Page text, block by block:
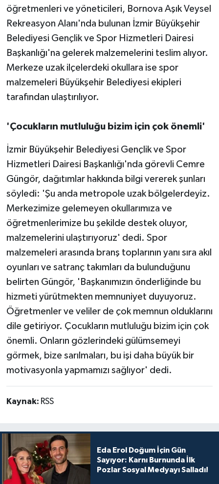
öğretmenleri ve yöneticileri, Bornova Aşık Veysel
Rekreasyon Alanı'nda bulunan İzmir Büyükşehir
Belediyesi Gençlik ve Spor Hizmetleri Dairesi
Başkanlığı'na gelerek malzemelerini teslim alıyor.
Merkeze uzak ilçelerdeki okullara ise spor
malzemeleri Büyükşehir Belediyesi ekipleri
tarafından ulaştırılıyor.
'Çocukların mutluluğu bizim için çok önemli'
İzmir Büyükşehir Belediyesi Gençlik ve Spor
Hizmetleri Dairesi Başkanlığı'nda görevli Cemre
Güngör, dağıtımlar hakkında bilgi vererek şunları
söyledi: 'Şu anda metropole uzak bölgelerdeyiz.
Merkezimize gelemeyen okullarımıza ve
öğretmenlerimize bu şekilde destek oluyor,
malzemelerini ulaştırıyoruz' dedi. Spor
malzemeleri arasında branş toplarının yanı sıra akıl
oyunları ve satranç takımları da bulunduğunu
belirten Güngör, 'Başkanımızın önderliğinde bu
hizmeti yürütmekten memnuniyet duyuyoruz.
Öğretmenler ve veliler de çok memnun olduklarını
dile getiriyor. Çocukların mutluluğu bizim için çok
önemli. Onların gözlerindeki gülümsemeyi
görmek, bize sarılmaları, bu işi daha büyük bir
motivasyonla yapmamızı sağlıyor' dedi.
Kaynak: RSS
Eda Erol Doğum İçin Gün
Sayıyor: Karnı Burnunda İlk
Pozlar Sosyal Medyayı Salladı!